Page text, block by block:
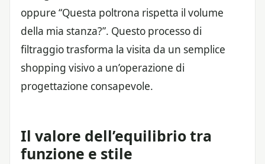
oppure “Questa poltrona rispetta il volume
della mia stanza?”. Questo processo di
filtraggio trasforma la visita da un semplice
shopping visivo a un’operazione di
progettazione consapevole.
Il valore dell’equilibrio tra
funzione e stile